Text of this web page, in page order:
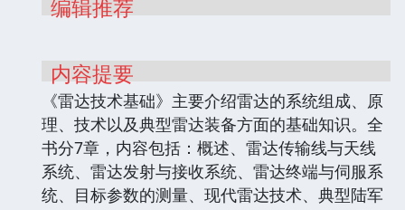
编辑推荐
内容提要
《雷达技术基础》主要介绍雷达的系统组成、原
理、技术以及典型雷达装备方面的基础知识。全
书分7章，内容包括：概述、雷达传输线与天线
系统、雷达发射与接收系统、雷达终端与伺服系
统、目标参数的测量、现代雷达技术、典型陆军